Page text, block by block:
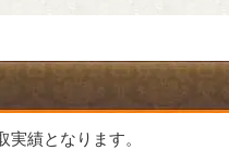
績となります。